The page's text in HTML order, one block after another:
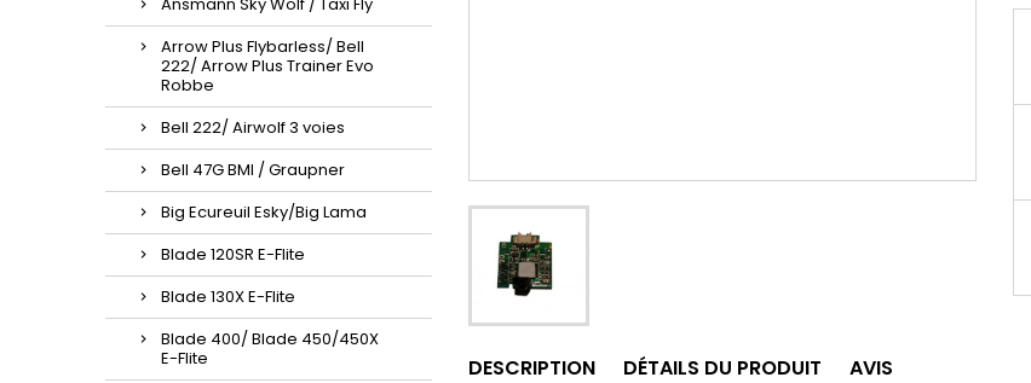
Arrow Plus Flybarless/ Bell
222/ Arrow Plus Trainer Evo
Robbe
Bell 222/ Airwolf 3 voies
Bell 47G BMI / Graupner
Big Ecureuil Esky/Big Lama
Blade 120SR E-Flite
Blade 130X E-Flite
Blade 400/ Blade 450/450X
E-Flite
DESCRIPTION DÉTAILS DU PRODUIT AVIS